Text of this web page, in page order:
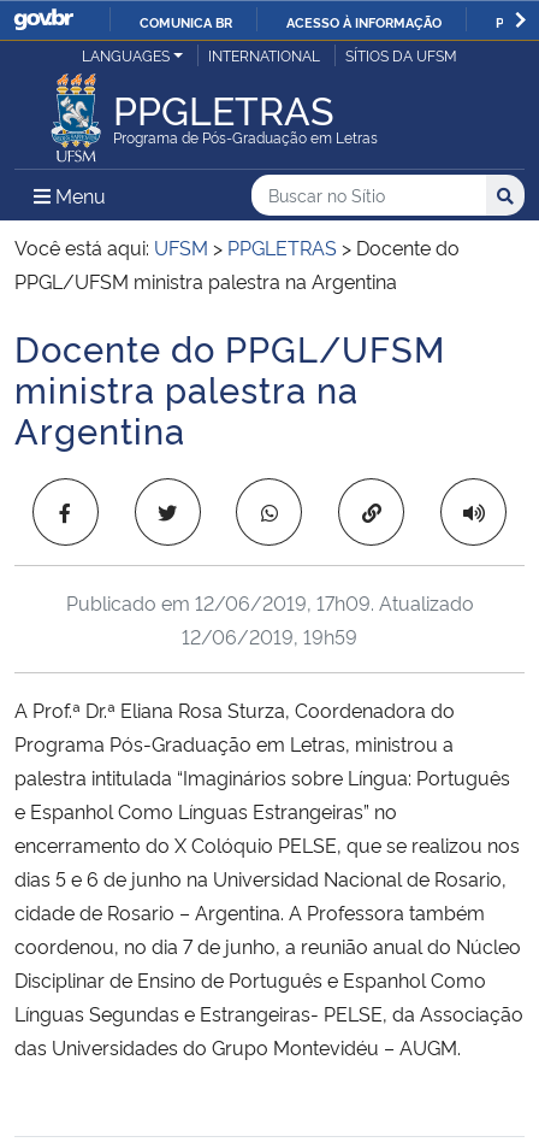
IR
O
COMUNICA BR ACESSO À INFORMAÇÃO
Ministério da Justiça e Segurança Pública
Ministério da Defesa
Ministério das Relações Exteriores
Ministério da Infraestrutura
Ministério da Agricultura, Pecuária e Abastecimento
Ministério da Educação
Ministério da Ciência, Tecnologia, Inovações e Comunicações
Ministério do Meio Ambiente
Ministério do Turismo
Ministério do Desenvolvimento Regional
Controladoria-Geral da União
Secretaria-Geral
LANGUAGES INTERNATIONAL SÍTIOS DA UFSM
PPGLETRAS
Programa de Pós-Graduação em Letras
Menu Menu Principal do Sítio
Busca
Buscar no no Sítio
Busca:
Você está aqui: UFSM > PPGLETRAS > Docente do
PPGL/UFSM ministra palestra na Argentina
Início do conteúdo
Docente do PPGL/UFSM
ministra palestra na
Argentina
Copiar para área
Publicado em 12/06/2019, 17h09. Atualizado
12/06/2019, 19h59
A Prof.ª Dr.ª Eliana Rosa Sturza, Coordenadora do
Programa Pós-Graduação em Letras, ministrou a
palestra intitulada “Imaginários sobre Língua: Português
e Espanhol Como Línguas Estrangeiras” no
encerramento do X Colóquio PELSE, que se realizou nos
dias 5 e 6 de junho na Universidad Nacional de Rosario,
cidade de Rosario – Argentina. A Professora também
coordenou, no dia 7 de junho, a reunião anual do Núcleo
Disciplinar de Ensino de Português e Espanhol Como
Línguas Segundas e Estrangeiras- PELSE, da Associação
das Universidades do Grupo Montevidéu – AUGM.